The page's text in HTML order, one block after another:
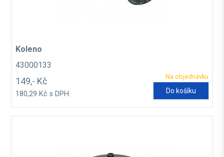
Koleno
43000133
Na objednávku
149,- Kč
180,29 Kč s DPH Do košíku